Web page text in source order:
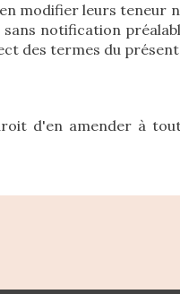
modifier leurs teneur
notification
des termes du
d'en amender à